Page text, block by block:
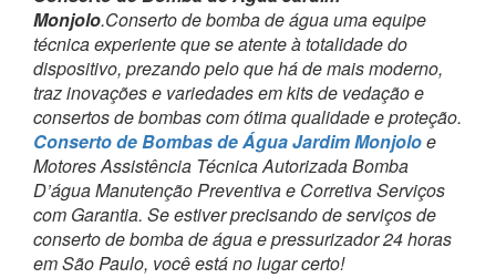
Monjolo.Conserto de bomba de água uma equipe
técnica experiente que se atente à totalidade do
dispositivo, prezando pelo que há de mais moderno,
traz inovações e variedades em kits de vedação e
consertos de bombas com ótima qualidade e proteção.
Conserto de Bombas de Água Jardim Monjoloe
Motores Assistência Técnica Autorizada Bomba
D’água Manutenção Preventiva e Corretiva Serviços
com Garantia. Se estiver precisando de serviços de
conserto de bomba de água e pressurizador 24 horas
em São Paulo, você está no lugar certo!